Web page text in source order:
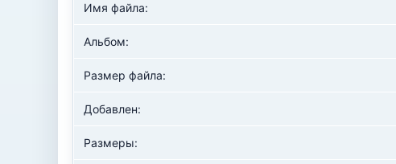
Имя файла:
Альбом:
Размер файла:
Добавлен:
Размеры: